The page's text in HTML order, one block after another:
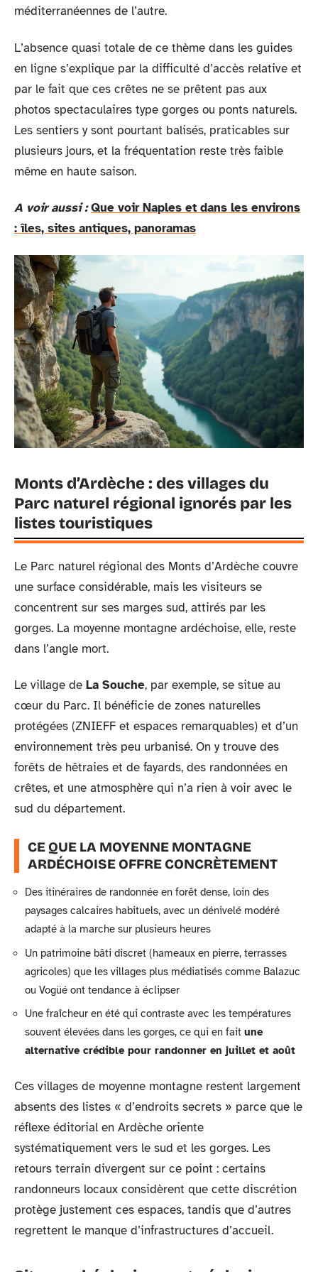
méditerranéennes de l’autre.
L’absence quasi totale de ce thème dans les guides
en ligne s’explique par la difficulté d’accès relative et
par le fait que ces crêtes ne se prêtent pas aux
photos spectaculaires type gorges ou ponts naturels.
Les sentiers y sont pourtant balisés, praticables sur
plusieurs jours, et la fréquentation reste très faible
même en haute saison.
A voir aussi : Que voir Naples et dans les environs
: îles, sites antiques, panoramas
Monts d’Ardèche : des villages du
Parc naturel régional ignorés par les
listes touristiques
Le Parc naturel régional des Monts d’Ardèche couvre
une surface considérable, mais les visiteurs se
concentrent sur ses marges sud, attirés par les
gorges. La moyenne montagne ardéchoise, elle, reste
dans l’angle mort.
Le village de La Souche, par exemple, se situe au
cœur du Parc. Il bénéficie de zones naturelles
protégées (ZNIEFF et espaces remarquables) et d’un
environnement très peu urbanisé. On y trouve des
forêts de hêtraies et de fayards, des randonnées en
crêtes, et une atmosphère qui n’a rien à voir avec le
sud du département.
CE QUE LA MOYENNE MONTAGNE
ARDÉCHOISE OFFRE CONCRÈTEMENT
Des itinéraires de randonnée en forêt dense, loin des
paysages calcaires habituels, avec un dénivelé modéré
adapté à la marche sur plusieurs heures
Un patrimoine bâti discret (hameaux en pierre, terrasses
agricoles) que les villages plus médiatisés comme Balazuc
ou Vogüé ont tendance à éclipser
Une fraîcheur en été qui contraste avec les températures
souvent élevées dans les gorges, ce qui en fait une
alternative crédible pour randonner en juillet et août
Ces villages de moyenne montagne restent largement
absents des listes « d’endroits secrets » parce que le
réflexe éditorial en Ardèche oriente
systématiquement vers le sud et les gorges. Les
retours terrain divergent sur ce point : certains
randonneurs locaux considèrent que cette discrétion
protège justement ces espaces, tandis que d’autres
regrettent le manque d’infrastructures d’accueil.